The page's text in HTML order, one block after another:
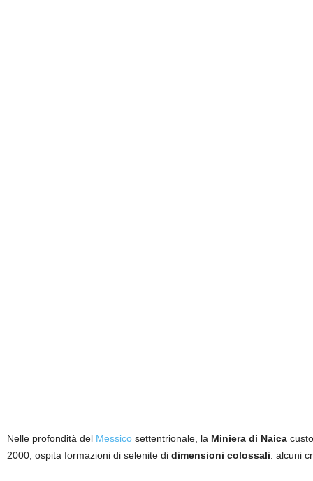
Nelle profondità del Messico settentrionale, la Miniera di Naica
2000, ospita formazioni di selenite di dimensioni colossali: alcuni